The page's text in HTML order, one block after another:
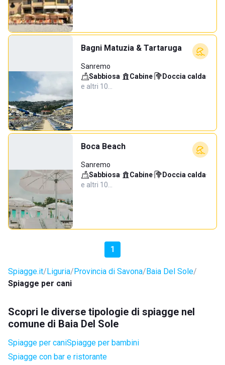
Bagni Matuzia & Tartaruga
Sanremo
Sabbiosa· Cabine· Doccia calda·
e altri 10…
Boca Beach
Sanremo
Sabbiosa· Cabine· Doccia calda·
e altri 10…
1
Spiagge.it Liguria Provincia di Savona Baia Del Sole
Spiagge per cani
Scopri le diverse tipologie di spiagge nel
comune di Baia Del Sole
Spiagge per caniSpiagge per bambini
Spiagge con bar e ristorante